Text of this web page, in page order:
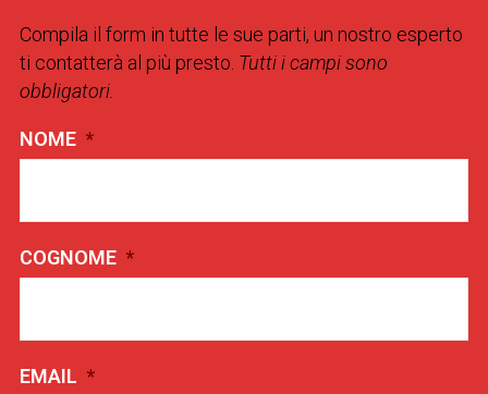
Compila il form in tutte le sue parti, un nostro esperto
ti contatterà al più presto. Tutti i campi sono
obbligatori.
NOME *
COGNOME *
EMAIL *